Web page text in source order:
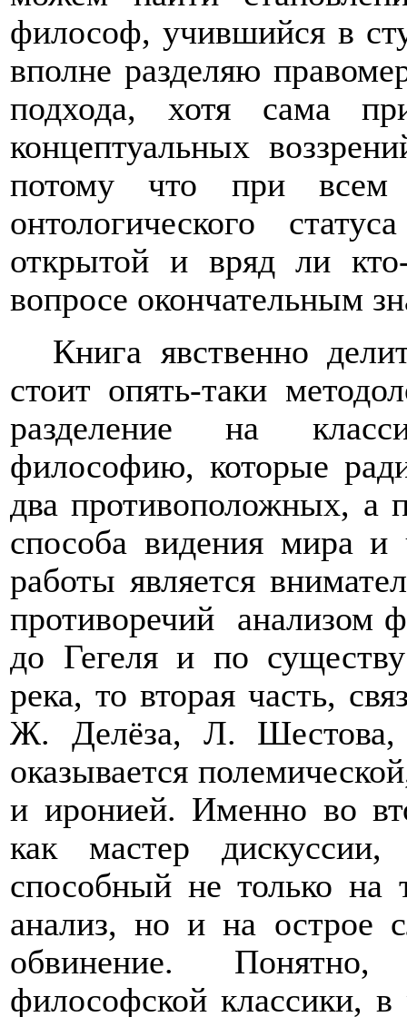
философ, учившийся в
вполне разделяю
подхода, хотя сама
концептуальных
потому что при
онтологического
открытой и вряд ли
вопросе окончательным
Книга явственно
стоит опять-таки
разделение на
философию, которые
два противоположных, а
способа видения мира и
работы является
противоречий
анализом
до Гегеля и по
река, то вторая часть,
Ж. Делёза, Л.
оказывается
и иронией. Именно во
как мастер
способный не только на
анализ, но и на острое
обвинение.
философской классики, в